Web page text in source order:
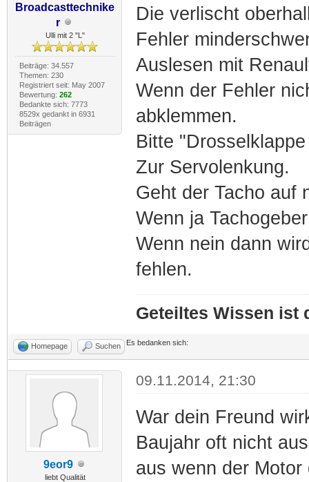
Broadcasttechnike
r
Ulli mit 2 "L"
Beiträge: 34.557
Themen: 230
Registriert seit: May 2007
Bewertung: 262
Bedankte sich: 7773
8529x gedankt in 6931
Beiträgen
Die verlischt
Fehler
Auslesen mit
Wenn der Fehler
abklemmen.
Bitte
Zur Servolenkung.
Geht der Tacho auf
Wenn ja
Wenn nein dann
fehlen.
Geteiltes Wissen ist
Homepage Suchen Es bedanken sich:
9eor9
liebt Qualität
09.11.2014, 21:30
War dein Freund
Baujahr oft nicht
aus wenn der